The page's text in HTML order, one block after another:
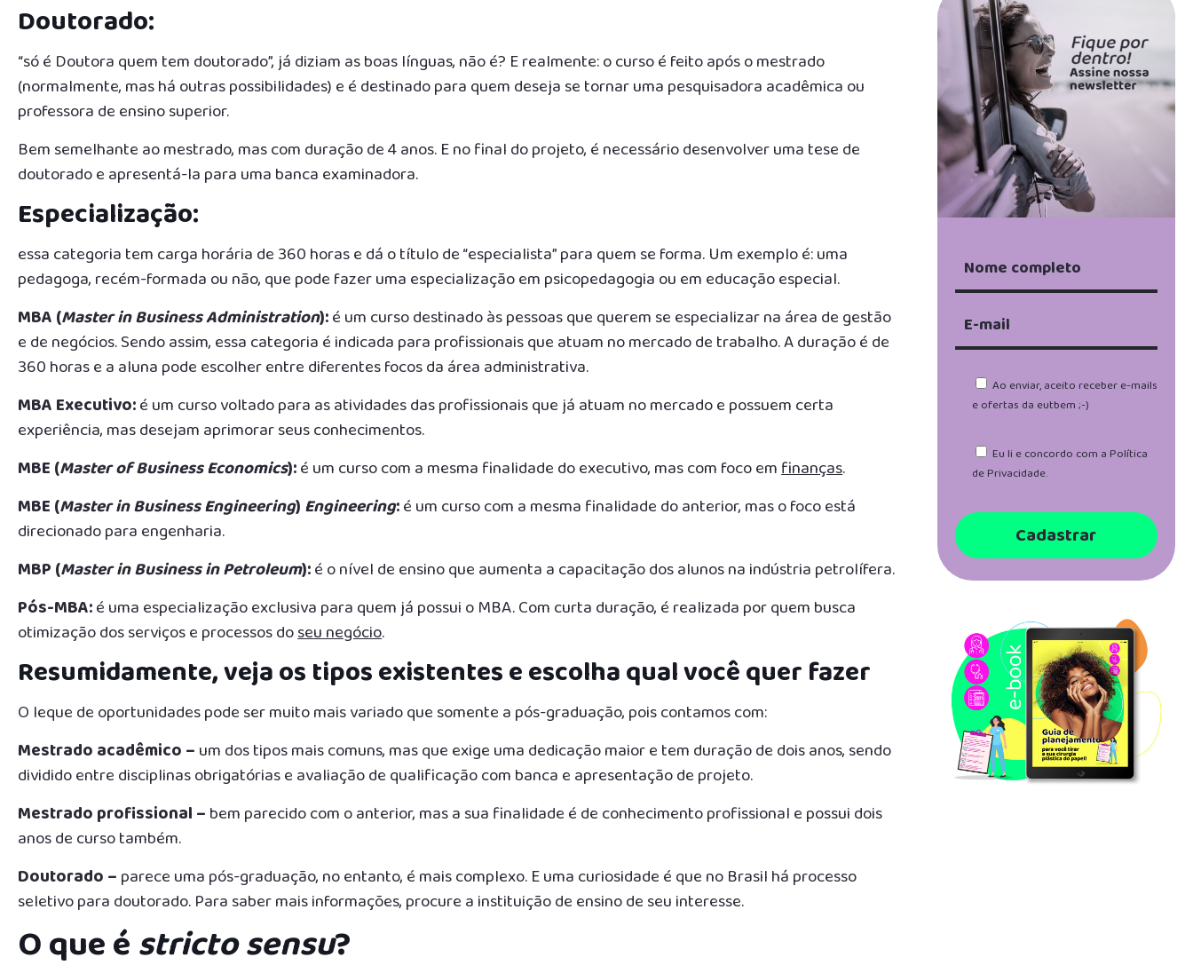
Doutorado:
“só é Doutora quem tem doutorado”, já diziam as boas línguas, não é? E realmente: o curso é feito após o mestrado
(normalmente, mas há outras possibilidades) e é destinado para quem deseja se tornar uma pesquisadora acadêmica ou
professora de ensino superior.
Bem semelhante ao mestrado, mas com duração de 4 anos. E no final do projeto, é necessário desenvolver uma tese de
doutorado e apresentá-la para uma banca examinadora.
Especialização:
essa categoria tem carga horária de 360 horas e dá o título de “especialista” para quem se forma. Um exemplo é: uma
pedagoga, recém-formada ou não, que pode fazer uma especialização em psicopedagogia ou em educação especial.
MBA (Master in Business Administration):é um curso destinado às pessoas que querem se especializar na área de gestão
e de negócios. Sendo assim, essa categoria é indicada para profissionais que atuam no mercado de trabalho. A duração é de
360 horas e a aluna pode escolher entre diferentes focos da área administrativa.
MBA Executivo:é um curso voltado para as atividades das profissionais que já atuam no mercado e possuem certa
experiência, mas desejam aprimorar seus conhecimentos.
MBE (Master of Business Economics):é um curso com a mesma finalidade do executivo, mas com foco emfinanças.
MBE (Master in Business Engineering) Engineering:é um curso com a mesma finalidade do anterior, mas o foco está
direcionado para engenharia.
MBP (Master in Business in Petroleum):é o nível de ensino que aumenta a capacitação dos alunos na indústria petrolífera.
Pós-MBA:é uma especialização exclusiva para quem já possui o MBA. Com curta duração, é realizada por quem busca
otimização dos serviços e processos doseu negócio.
Resumidamente, veja os tipos existentes e escolha qual você quer fazer
O leque de oportunidades pode ser muito mais variado que somente a pós-graduação, pois contamos com:
Mestrado acadêmico – um dos tipos mais comuns, mas que exige uma dedicação maior e tem duração de dois anos, sendo
dividido entre disciplinas obrigatórias e avaliação de qualificação com banca e apresentação de projeto.
Mestrado profissional – bem parecido com o anterior, mas a sua finalidade é de conhecimento profissional e possui dois
anos de curso também.
Doutorado – parece uma pós-graduação, no entanto, é mais complexo. E uma curiosidade é que no Brasil há processo
seletivo para doutorado. Para saber mais informações, procure a instituição de ensino de seu interesse.
O que éstricto sensu?
Ao enviar, aceito receber e-mails
e ofertas da eutbem ;-)
Eu li e concordo com aPolítica
de Privacidade.